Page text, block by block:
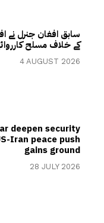
سابق افغان جنرل نے
کے خلاف مسلح
4 AUGUST 2026
deepen security
Iran peace push
gains ground
28 JULY 2026